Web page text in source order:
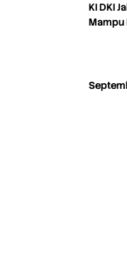
KI DKI
Mampu